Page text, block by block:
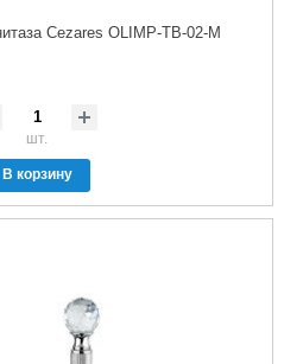
Cezares OLIMP-TB-02-M
шт.
В корзину